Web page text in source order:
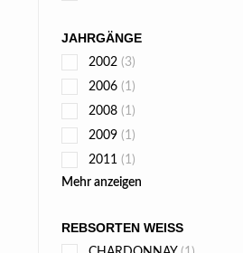
JAHRGÄNGE
2002 (3)
2006 (1)
2008 (1)
2009 (1)
2011 (1)
Mehr anzeigen
REBSORTEN WEISS